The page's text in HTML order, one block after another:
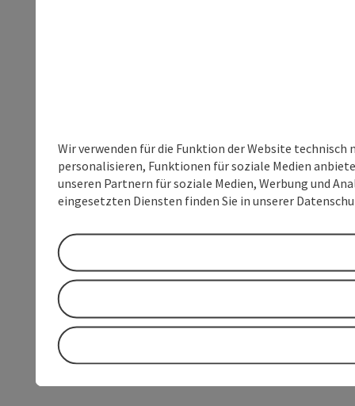
Wir verwenden für die Funktion der Website
personalisieren, Funktionen für soziale Medien
unseren Partnern für soziale Medien, Werbung und
eingesetzten Diensten finden Sie in unserer